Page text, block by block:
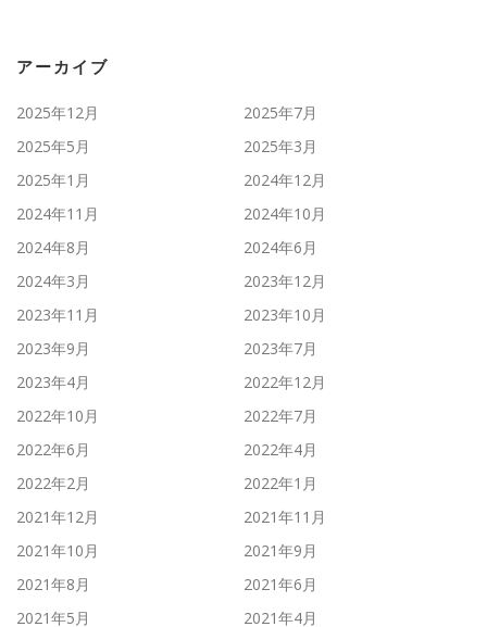
アーカイブ
2025年12月
2025年7月
2025年5月
2025年3月
2025年1月
2024年12月
2024年11月
2024年10月
2024年8月
2024年6月
2024年3月
2023年12月
2023年11月
2023年10月
2023年9月
2023年7月
2023年4月
2022年12月
2022年10月
2022年7月
2022年6月
2022年4月
2022年2月
2022年1月
2021年12月
2021年11月
2021年10月
2021年9月
2021年8月
2021年6月
2021年5月
2021年4月